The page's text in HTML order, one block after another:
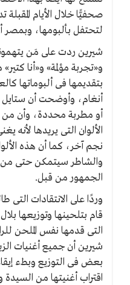
صحفيًّا خلال الأيام
لتحتفل بألبومها، وبمصر
شيرين ردت على مَن
و«تجربة مؤلمة» و«أنا
بتقديمها فى ألبوماتها
أنغام، وأوضحت أن ستايل
أو مطربة محددة، وأن
الألوان التى يريدها لأنه
نجم آخر، كما أن هذه
والشاطر سيتمكن حتى
الجمهور من قبل.
وردًا على الانتقادات التى
قام بتلحينها وتوزيعها
التى قدمها نفس الملحن
شيرين أن جميع أغنيات
بعض فى التوزيع وبطء
اقتراب أغنيتها من